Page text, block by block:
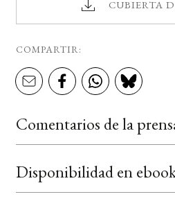
CUBIERTA
COMPARTIR:
Comentarios de la
Disponibilidad en